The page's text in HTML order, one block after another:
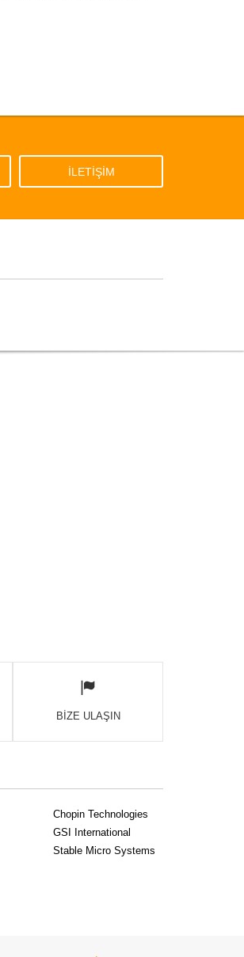
İLETİŞİM
BİZE ULAŞIN
Chopin Technologies
GSI International
Stable Micro Systems